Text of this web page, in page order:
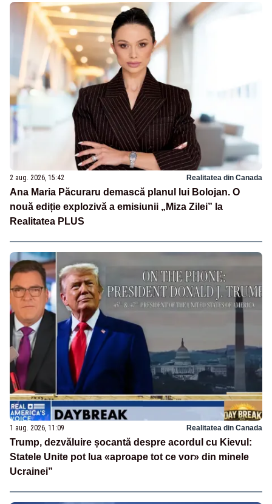
2 aug. 2026, 15:42 Realitatea din Canada
Ana Maria Păcuraru demască planul lui Bolojan. O
nouă ediție explozivă a emisiunii „Miza Zilei” la
Realitatea PLUS
1 aug. 2026, 11:09 Realitatea din Canada
Trump, dezvăluire șocantă despre acordul cu Kievul:
Statele Unite pot lua «aproape tot ce vor» din minele
Ucrainei”